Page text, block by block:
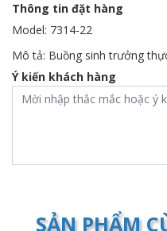
Thông tin đặt hàng
Model: 7314-22
Mô tả: Buồng sinh trưởng
Ý kiến khách hàng
SẢN PHẨM